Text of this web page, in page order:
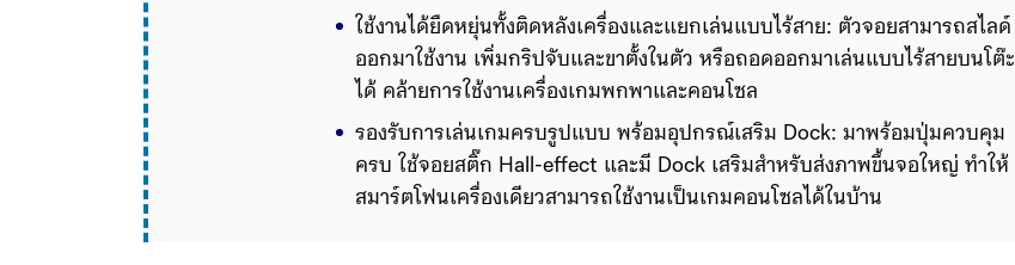
ใช้งานได้ยืดหยุ่นทั้งติดหลังเครื่องและแยกเล่นแบบไร้สาย: ตัวจอยสามารถสไลด์
ออกมาใช้งาน เพิ่มกริปจับและขาตั้งในตัว หรือถอดออกมาเล่นแบบไร้สายบนโต๊ะ
ได้ คล้ายการใช้งานเครื่องเกมพกพาและคอนโซล
รองรับการเล่นเกมครบรูปแบบ พร้อมอุปกรณ์เสริม Dock: มาพร้อมปุ่มควบคุม
ครบ ใช้จอยสติ๊ก Hall-effect และมี Dock เสริมสำหรับส่งภาพขึ้นจอใหญ่ ทำให้
สมาร์ตโฟนเครื่องเดียวสามารถใช้งานเป็นเกมคอนโซลได้ในบ้าน